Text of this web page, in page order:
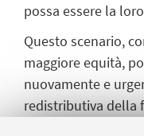
possa essere la
Questo scenario,
maggiore equità,
nuovamente e
redistributiva della